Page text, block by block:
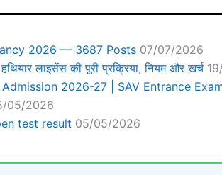
2026 — 3687 Posts 07/07/2026
लाइसेंस की पूरी प्रक्रिया, नियम और खर्च
2026-27 | SAV Entrance
05/2026
test result 05/05/2026